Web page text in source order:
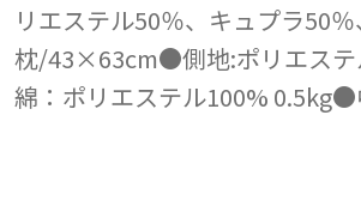
リエステル50％、キュプラ50
枕/43×63cm●側地:ポリエス
綿：ポリエステル100%